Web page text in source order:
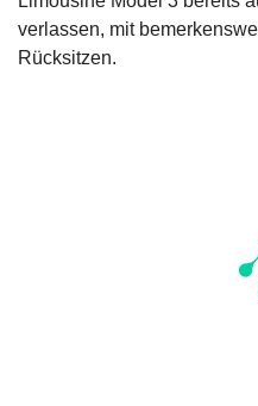
verlassen, mit
Rücksitzen.